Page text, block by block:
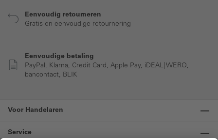
Eenvoudig retourneren
Gratis en eenvoudige retournering
Eenvoudige betaling
PayPal, Klarna, Credit Card, Apple Pay, iDEAL| WERO,
bancontact, BLIK
Voor Handelaren
Service